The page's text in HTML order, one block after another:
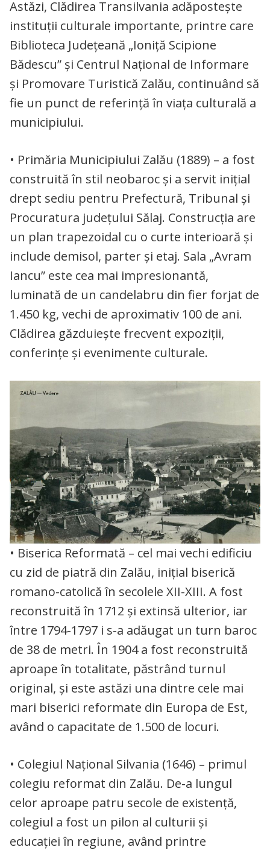
Astăzi, Clădirea Transilvania adăpostește
instituții culturale importante, printre care
Biblioteca Județeană „Ioniță Scipione
Bădescu” și Centrul Național de Informare
și Promovare Turistică Zalău, continuând să
fie un punct de referință în viața culturală a
municipiului.
• Primăria Municipiului Zalău (1889) – a fost
construită în stil neobaroc și a servit inițial
drept sediu pentru Prefectură, Tribunal și
Procuratura județului Sălaj. Construcția are
un plan trapezoidal cu o curte interioară și
include demisol, parter și etaj. Sala „Avram
Iancu” este cea mai impresionantă,
luminată de un candelabru din fier forjat de
1.450 kg, vechi de aproximativ 100 de ani.
Clădirea găzduiește frecvent expoziții,
conferințe și evenimente culturale.
• Biserica Reformată – cel mai vechi edificiu
cu zid de piatră din Zalău, inițial biserică
romano-catolică în secolele XII-XIII. A fost
reconstruită în 1712 și extinsă ulterior, iar
între 1794-1797 i s-a adăugat un turn baroc
de 38 de metri. În 1904 a fost reconstruită
aproape în totalitate, păstrând turnul
original, și este astăzi una dintre cele mai
mari biserici reformate din Europa de Est,
având o capacitate de 1.500 de locuri.
• Colegiul Național Silvania (1646) – primul
colegiu reformat din Zalău. De-a lungul
celor aproape patru secole de existență,
colegiul a fost un pilon al culturii și
educației în regiune, având printre